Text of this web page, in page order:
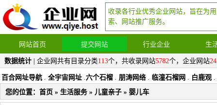
收录各行业优秀企业网站，旨在为
索、网站推广服务。
网站首页 提交网站 行业企业 生
数据统计 | 企业网共有目录分类113个，共收录网站5782个，企业网站
百合网址导航 . 全宇宙网址 .六个石榴 . 朋涛网络 . 临潼石榴网 . 白鹿观 .
您的位置： 首页 » 生活服务 » 儿童亲子 » 婴儿车